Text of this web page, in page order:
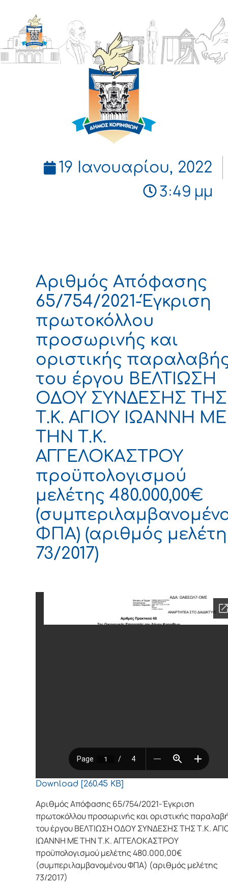
ΔΗΜΟΣ
ΚΟΡΙΝΘΙΩΝ
19 Ιανουαρίου, 2022
3:49 μμ
Αριθμός Απόφασης
65/754/2021-Έγκριση
πρωτοκόλλου
προσωρινής και
οριστικής
του έργου ΒΕΛΤΙΩΣΗ
ΟΔΟΥ ΣΥΝΔΕΣΗΣ ΤΗΣ
Τ.Κ. ΑΓΙΟΥ ΙΩΑΝΝΗ ΜΕ
ΤΗΝ Τ.Κ.
ΑΓΓΕΛΟΚΑΣΤΡΟΥ
προϋπολογισμού
μελέτης 480.000,00€
ΦΠΑ) (αριθμός
73/2017)
Download [260.45 KB]
Αριθμός Απόφασης 65/754/2021-Έγκριση
πρωτοκόλλου προσωρινής και οριστικής
του έργου ΒΕΛΤΙΩΣΗ ΟΔΟΥ ΣΥΝΔΕΣΗΣ ΤΗΣ Τ.Κ.
ΙΩΑΝΝΗ ΜΕ ΤΗΝ Τ.Κ. ΑΓΓΕΛΟΚΑΣΤΡΟΥ
προϋπολογισμού μελέτης 480.000,00€
(συμπεριλαμβανομένου ΦΠΑ) (αριθμός μελέτης
73/2017)